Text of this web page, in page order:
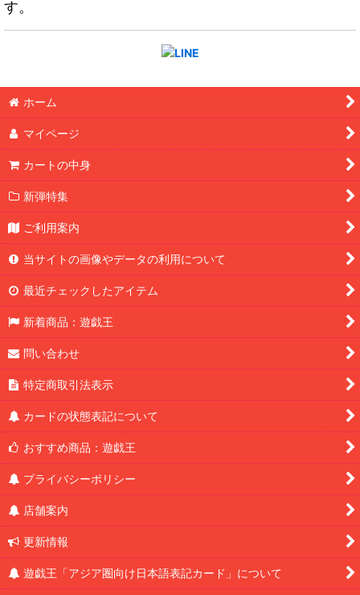
す。
ホーム
マイページ
カートの中身
新弾特集
ご利用案内
当サイトの画像やデータの利用について
最近チェックしたアイテム
新着商品：遊戯王
問い合わせ
特定商取引法表示
カードの状態表記について
おすすめ商品：遊戯王
プライバシーポリシー
店舗案内
更新情報
遊戯王「アジア圏向け日本語表記カード」について